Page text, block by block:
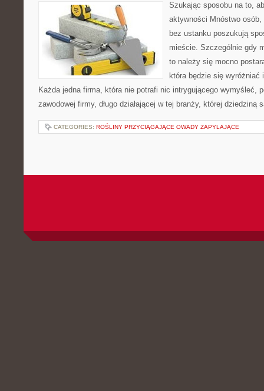
Szukając sposobu na to,
aktywności Mnóstwo
bez ustanku poszukują
mieście. Szczególnie gdy
to należy się mocno
która będzie się
Każda jedna firma, która nie potrafi nic intrygującego wymyśleć,
zawodowej firmy, długo działającej w tej branży, której dziedziną
CATEGORIES: ROŚLINY PRZYCIĄGAJĄCE OWADY ZAPYLAJĄCE